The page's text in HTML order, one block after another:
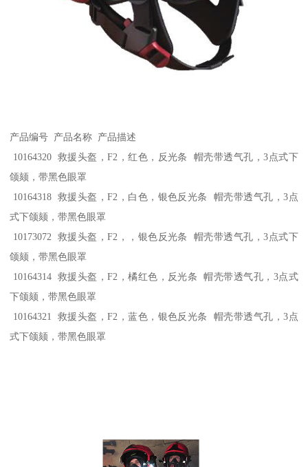
产品编号 产品名称 产品描述
10164320 救援头盔，F2，红色，反光条 帽壳带透气孔，3点式下
颌颏，带黑色眼罩
10164318 救援头盔，F2，白色，银色反光条 帽壳带透气孔，3点
式下颌颏，带黑色眼罩
10173072 救援头盔，F2，，银色反光条 帽壳带透气孔，3点式下
颌颏，带黑色眼罩
10164314 救援头盔，F2，橘红色，反光条 帽壳带透气孔，3点式
下颌颏，带黑色眼罩
10164321 救援头盔，F2，蓝色，银色反光条 帽壳带透气孔，3点
式下颌颏，带黑色眼罩